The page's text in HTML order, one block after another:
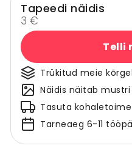
Tapeedi näidis
3 €
Telli
Trükitud meie
Näidis näitab
Tasuta
Tarneaeg 6-11